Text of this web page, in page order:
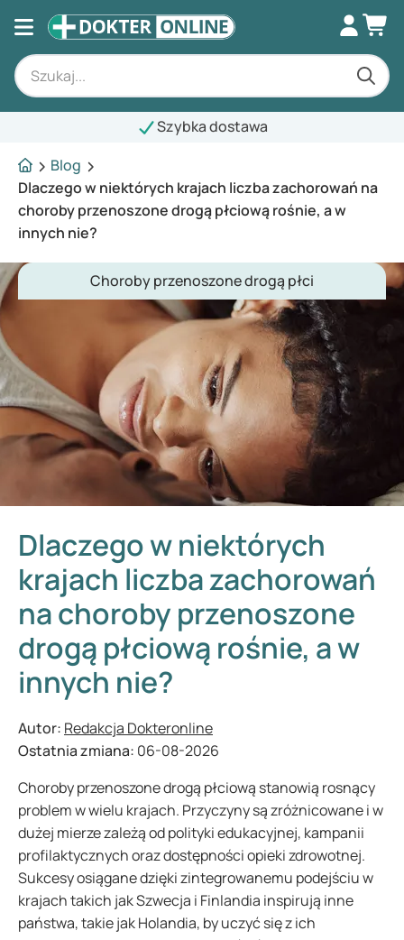
Szybka dostawa
Blog
Dlaczego w niektórych krajach liczba zachorowań na
choroby przenoszone drogą płciową rośnie, a w
innych nie?
Choroby przenoszone drogą płci
Dlaczego w niektórych
krajach liczba zachorowań
na choroby przenoszone
drogą płciową rośnie, a w
innych nie?
Autor: Redakcja Dokteronline
Ostatnia zmiana: 06-08-2026
Choroby przenoszone drogą płciową stanowią rosnący
problem w wielu krajach. Przyczyny są zróżnicowane i w
dużej mierze zależą od polityki edukacyjnej, kampanii
profilaktycznych oraz dostępności opieki zdrowotnej.
Sukcesy osiągane dzięki zintegrowanemu podejściu w
krajach takich jak Szwecja i Finlandia inspirują inne
państwa, takie jak Holandia, by uczyć się z ich